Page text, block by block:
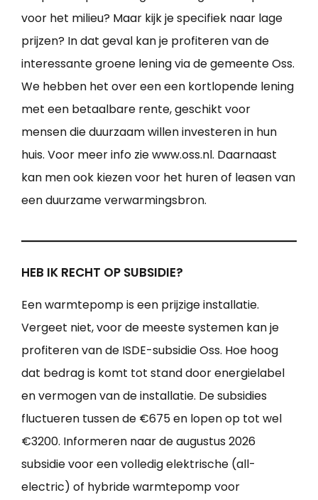
voor het milieu? Maar kijk je specifiek naar lage
prijzen? In dat geval kan je profiteren van de
interessante groene lening via de gemeente Oss.
We hebben het over een een kortlopende lening
met een betaalbare rente, geschikt voor
mensen die duurzaam willen investeren in hun
huis. Voor meer info zie www.oss.nl. Daarnaast
kan men ook kiezen voor het huren of leasen van
een duurzame verwarmingsbron.
HEB IK RECHT OP SUBSIDIE?
Een warmtepomp is een prijzige installatie.
Vergeet niet, voor de meeste systemen kan je
profiteren van de ISDE-subsidie Oss. Hoe hoog
dat bedrag is komt tot stand door energielabel
en vermogen van de installatie. De subsidies
fluctueren tussen de €675 en lopen op tot wel
€3200. Informeren naar de augustus 2026
subsidie voor een volledig elektrische (all-
electric) of hybride warmtepomp voor